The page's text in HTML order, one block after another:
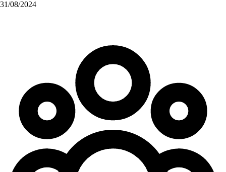
31/08/2024